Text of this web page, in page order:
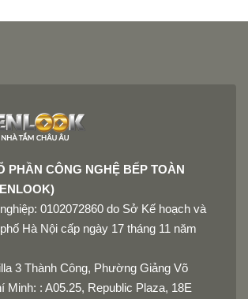
PHẦN CÔNG NGHỆ BẾP TOÀN
0102072860 do Sở Kế hoạch và
Hà Nội cấp ngày 17 tháng 11 năm
3 Thành Công, Phường Giảng Võ
Minh: : A05.25, Republic Plaza, 18E